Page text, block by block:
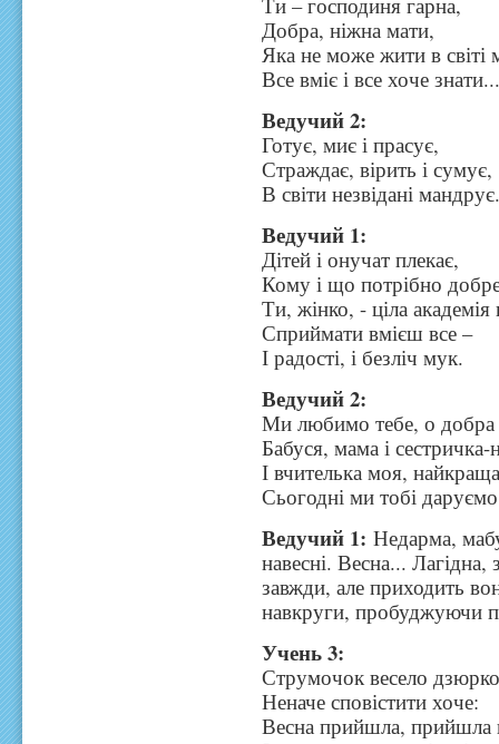
Добра, ніжна мати,
Яка не може жити в світі
Все вміє і все хоче
Ведучий 2:
Готує, миє і прасує,
Страждає, вірить і сумує,
В світи незвідані
Ведучий 1:
Дітей і онучат плекає,
Кому і що потрібно
Ти, жінко, - ціла академія
Сприймати вмієш все –
І радості, і безліч мук.
Ведучий 2:
Ми любимо тебе, о добра
Бабуся, мама і
І вчителька моя, найкраща
Сьогодні ми тобі даруємо
Ведучий 1: Недарма,
навесні. Весна... Лагідна,
завжди, але приходить
навкруги, пробуджуючи
Учень 3:
Струмочок весело
Неначе сповістити хоче:
Весна прийшла, прийшла